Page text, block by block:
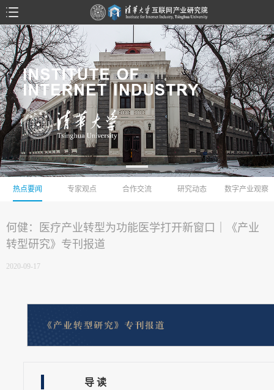
热点要闻 专家观点 合作交流 研究动态 数字产业观察
何健：医疗产业转型为功能医学打开新窗口｜《产业
转型研究》专刊报道
2020-09-17
导 读